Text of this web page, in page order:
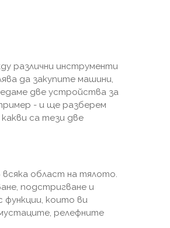
различни инструменти
да закупите машини,
две устройства за
- и ще разберем
са тези две
област на тялото.
подстригване и
които ви
релефните